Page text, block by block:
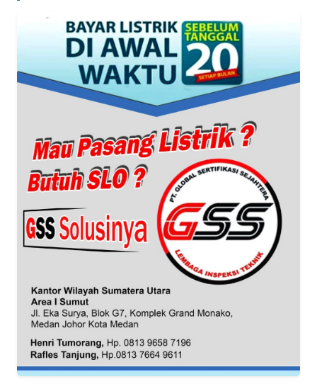
BANTEN
WN
KEPRI
WN
PAPUA
PAPUA
BARAT
WN
RIAU